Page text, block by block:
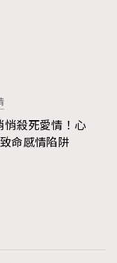
悄殺死愛情！心
命感情陷阱